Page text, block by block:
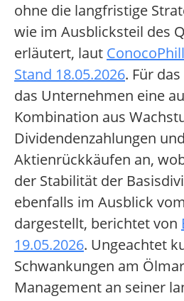
ohne die langfristige
wie im Ausblicksteil des
erläutert, laut
Stand 18.05.2026. Für
das Unternehmen eine
Kombination aus
Dividendenzahlungen und
Aktienrückkäufen an,
der Stabilität der
ebenfalls im Ausblick
dargestellt, berichtet von
19.05.2026. Ungeachtet
Schwankungen am
Management an seiner